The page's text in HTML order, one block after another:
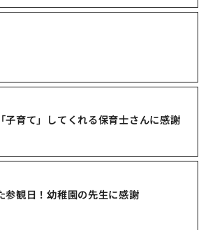
子育て」してくれる保育士さんに感謝
参観日！幼稚園の先生に感謝